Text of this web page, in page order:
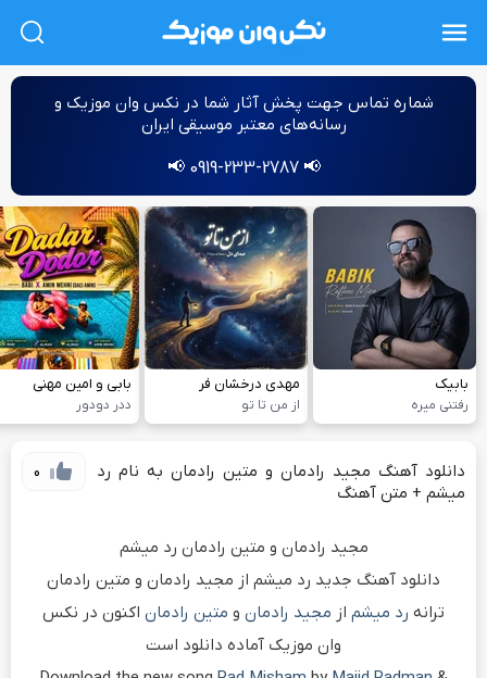
شماره‌ تماس جهت پخش آثار شما در نکس وان موزیک و
رسانه‌های معتبر موسیقی ایران
📢 0919-233-2787 📢
بابیک
رفتنی میره
مهدی درخشان فر
از من تا تو
بابی و امین مهنی
ددر دودور
0
دانلود آهنگ مجید رادمان و متین رادمان به نام رد
میشم + متن آهنگ
مجید رادمان و متین رادمان رد میشم
دانلود آهنگ جدید رد میشم از مجید رادمان و متین رادمان
ترانه رد میشم از مجید رادمان و متین رادمان اکنون در نکس
وان موزیک آماده دانلود است